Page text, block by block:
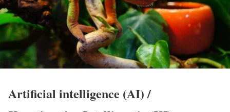
Artificial intelligence (AI) /